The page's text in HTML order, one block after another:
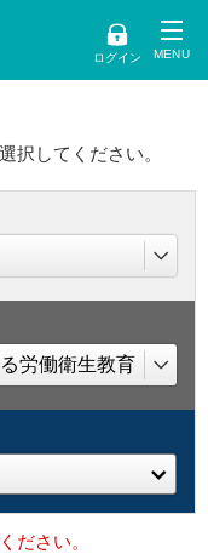
ログイン
択してください。
ださい。